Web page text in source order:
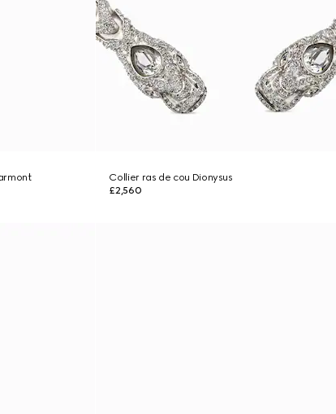
Collier ras de cou Dionysus
£2,560